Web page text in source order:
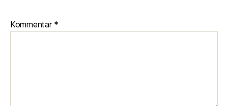
Kommentar *